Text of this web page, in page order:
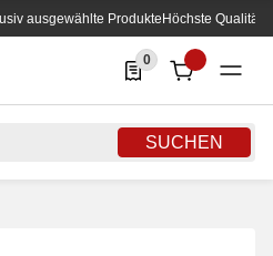
ausgewählte ProdukteHöchste Qualität
SUCHEN
0
0 Produkte in der